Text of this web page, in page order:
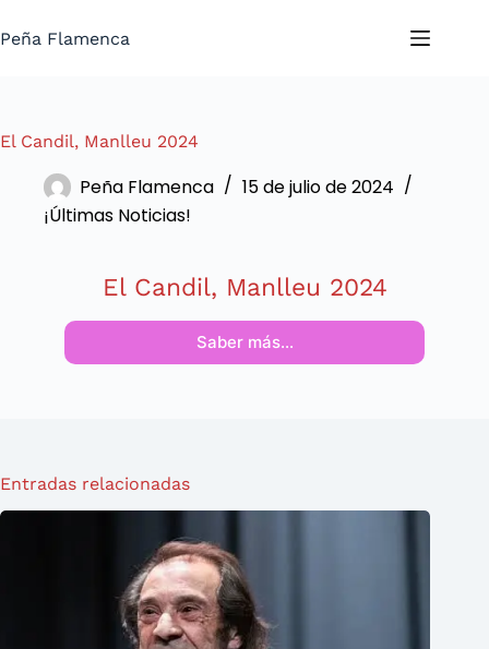
al
Peña Flamenca
El Candil, Manlleu 2024
Peña Flamenca
15 de julio de 2024
¡Últimas Noticias!
El Candil, Manlleu 2024
Saber más…
Entradas relacionadas